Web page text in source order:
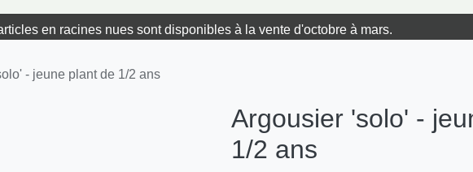
en racines nues sont disponibles à la vente d'octobre à mars.
- jeune plant de 1/2 ans
Argousier 'solo' -
ans